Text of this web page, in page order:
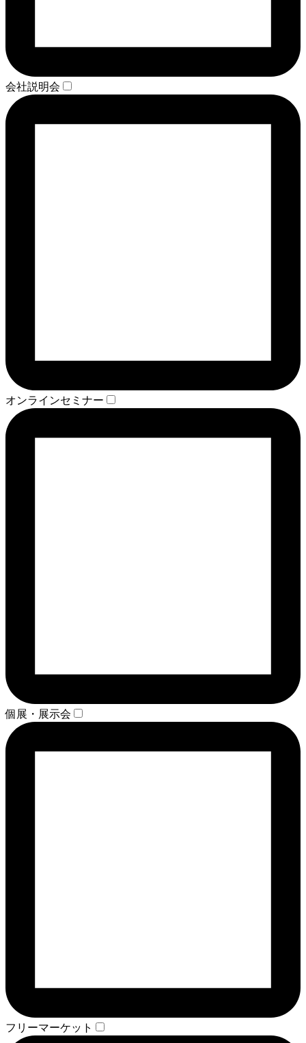
会社説明会
オンラインセミナー
個展・展示会
フリーマーケット